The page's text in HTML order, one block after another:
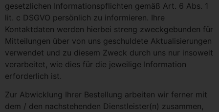
gesetzlichen Informationspflichten gemäß Art. 6 Abs. 1
lit. c DSGVO persönlich zu informieren. Ihre
Kontaktdaten werden hierbei streng zweckgebunden für
Mitteilungen über von uns geschuldete Aktualisierungen
verwendet und zu diesem Zweck durch uns nur insoweit
verarbeitet, wie dies für die jeweilige Information
erforderlich ist.
Zur Abwicklung Ihrer Bestellung arbeiten wir ferner mit
dem / den nachstehenden Dienstleister(n) zusammen,